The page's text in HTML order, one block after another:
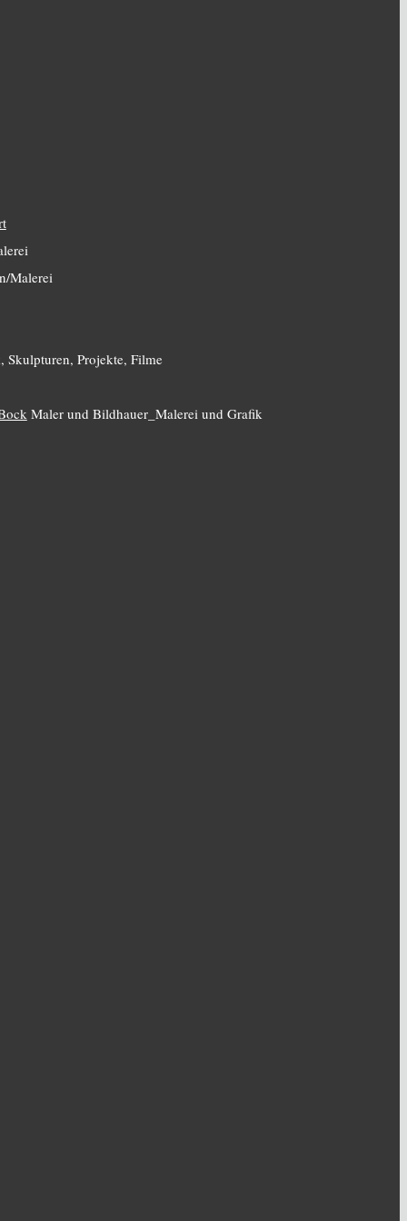
Malerei
Projekte, Filme
Maler und Bildhauer_Malerei und Grafik